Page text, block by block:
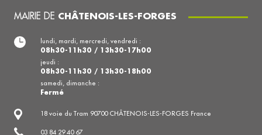
MAIRIE DE CHÂTENOIS-LES-FORGES
18 voie du Tram 90700 CHÂTENOIS-LES-FORGES France
03 84 29 40 67
lundi, mardi, mercredi, vendredi :
08h30-11h30 / 13h30-17h00
jeudi :
08h30-11h30 / 13h30-18h00
samedi, dimanche :
Fermé